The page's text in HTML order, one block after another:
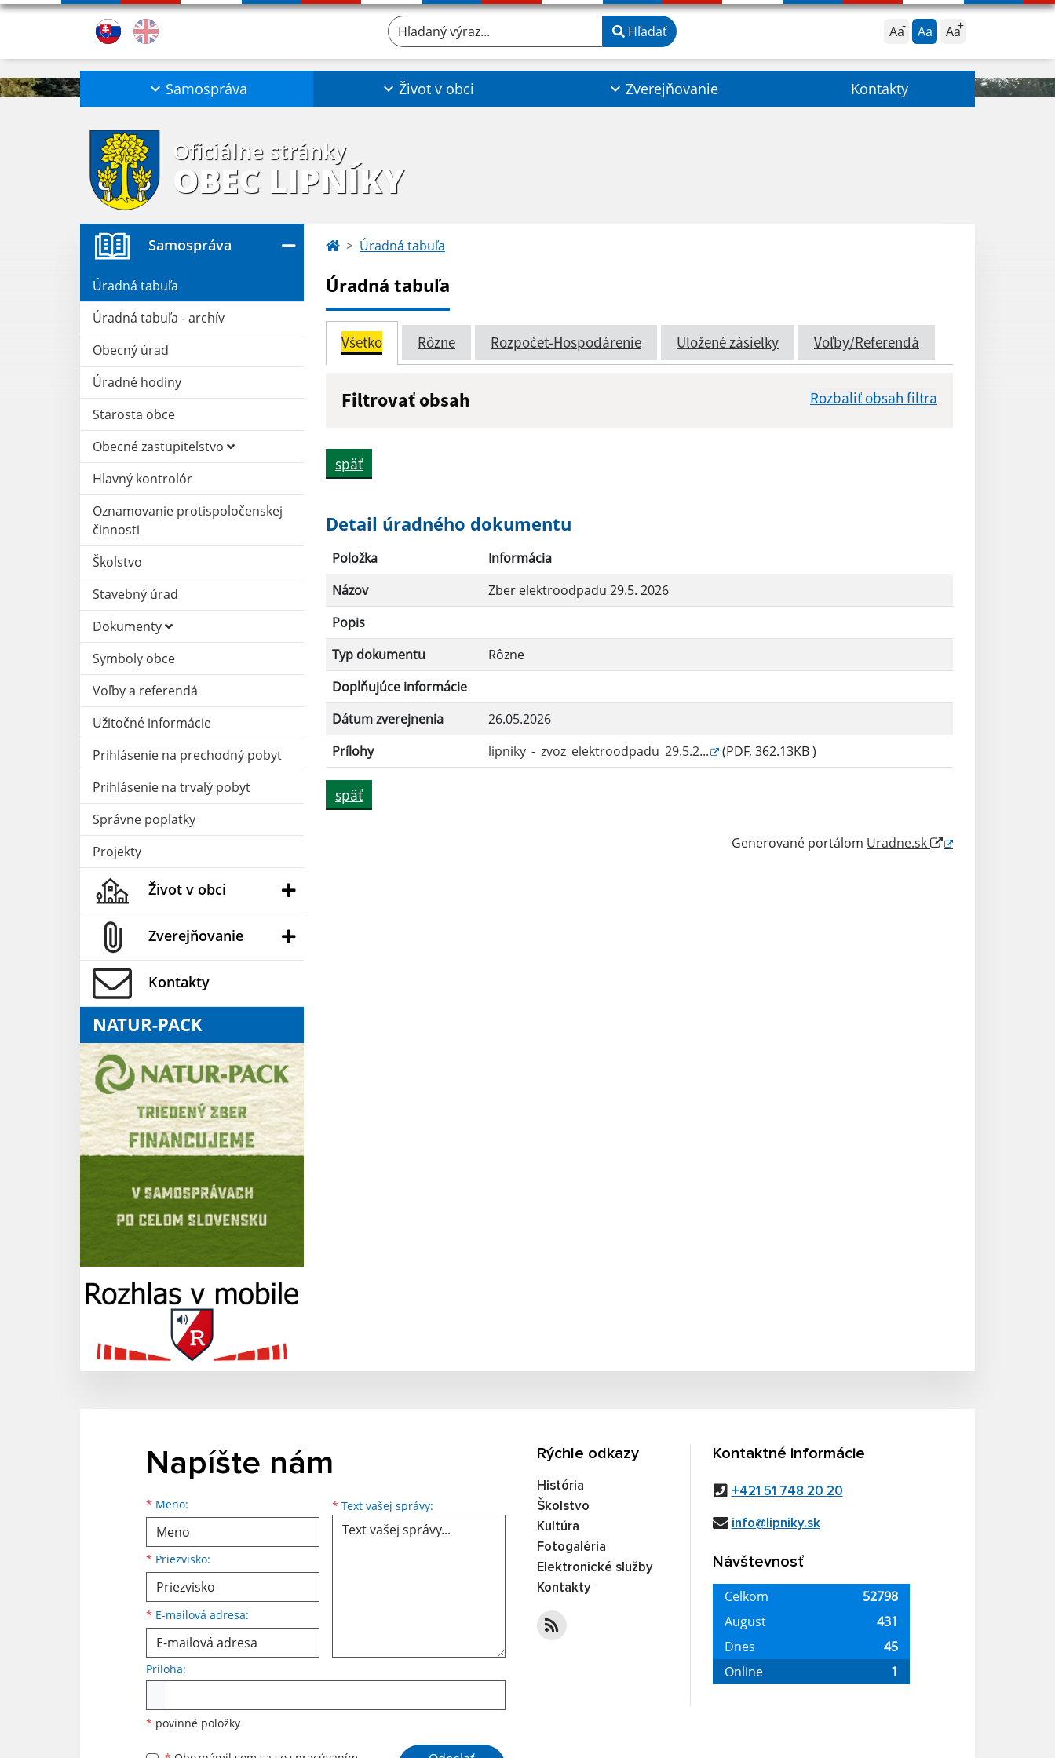
Aa Aa Aa
Hľadaný výraz... Hľadať
Samospráva Život v obci Zverejňovanie Kontakty
Oficiálne stránky
OBEC LIPNÍKY
Samospráva
Úradná tabuľa
Úradná tabuľa - archív
Obecný úrad
Úradné hodiny
Starosta obce
Obecné zastupiteľstvo
Hlavný kontrolór
Oznamovanie protispoločenskej
činnosti
Školstvo
Stavebný úrad
Dokumenty
Symboly obce
Voľby a referendá
Užitočné informácie
Prihlásenie na prechodný pobyt
Prihlásenie na trvalý pobyt
Správne poplatky
Projekty
Život v obci
Zverejňovanie
Kontakty
NATUR-PACK
Úradná tabuľa
Úradná tabuľa
Všetko Rôzne Rozpočet-Hospodárenie Uložené zásielky Voľby/Referendá
Filtrovať obsah Rozbaliť obsah filtra
Filtrovať Reset
späť
Detail úradného dokumentu
Položka
Informácia
Názov
Zber elektroodpadu 29.5. 2026
Popis
Typ dokumentu
Rôzne
Doplňujúce informácie
Dátum zverejnenia
26.05.2026
Prílohy
lipniky_-_zvoz_elektroodpadu_29.5.2... (PDF, 362.13KB )
späť
Generované portálom Uradne.sk
Napíšte nám
* Meno:
Meno
* Priezvisko:
Priezvisko
* E-mailová adresa:
E-mailová adresa * Text vašej správy: Text vašej správy...
Príloha:
* povinné položky
Google reCaptcha Response
Rýchle odkazy
História
Školstvo
Kultúra
Fotogaléria
Elektronické služby
Kontakty
Kontaktné informácie
+421 51 748 20 20
info@lipniky.sk
Návštevnosť